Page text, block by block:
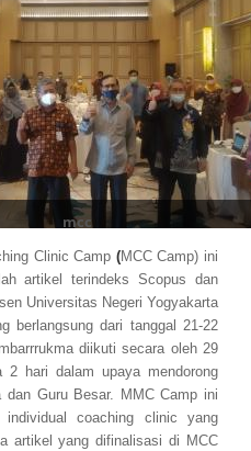
mcc
Clinic Camp (MCCCamp) ini
artikel terindeks Scopus dan
Universitas Negeri Yogyakarta
berlangsung dari tanggal 21-22
diikuti secara oleh29
2hari dalam upaya mendorong
dan Guru Besar. MMC Camp ini
individual coaching clinic yang
artikel yang difinalisasi di MCC